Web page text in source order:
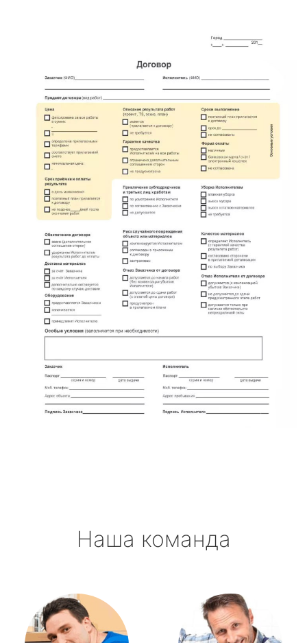
Наша команда